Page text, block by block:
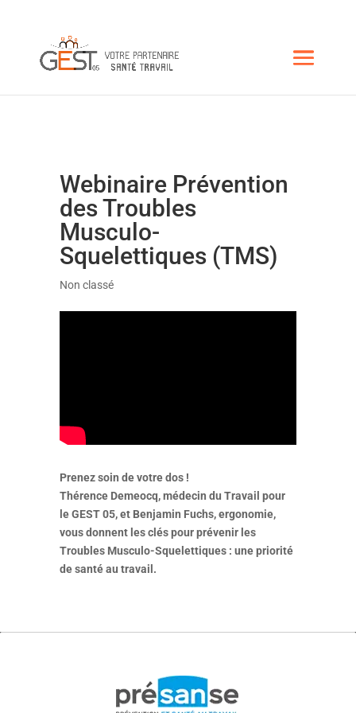
Webinaire Prévention
des Troubles
Musculo-
Squelettiques (TMS)
Non classé
Prenez soin de votre dos !
Thérence Demeocq, médecin du Travail pour
le GEST 05, et Benjamin Fuchs, ergonomie,
vous donnent les clés pour prévenir les
Troubles Musculo-Squelettiques : une priorité
de santé au travail.